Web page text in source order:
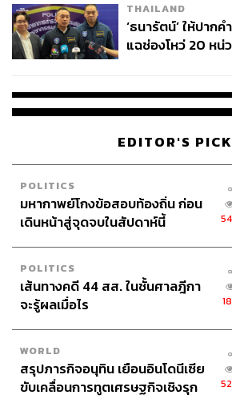
THAILAND
‘ธนารัตน์’ ให้ปากค
แฉช่องโหว่ 20 หน่
EDITOR'S
POLITICS
มหากาพย์โกงข้อสอบท้องถิ่น ก่อน
เดินหน้าสู่จุดจบในสัปดาห์นี้
POLITICS
เส้นทางคดี 44 สส. ในชั้นศาลฎีกา
จะรู้ผลเมื่อไร
WORLD
สรุปภารกิจอนุทิน เยือนอินโดนีเซีย
ขับเคลื่อนการทูตเศรษฐกิจเชิงรุก